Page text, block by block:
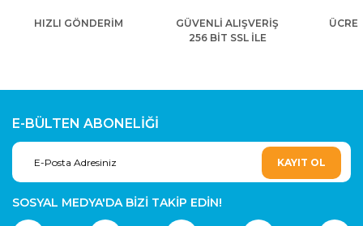
HIZLI GÖNDERİM
GÜVENLİ ALIŞVERİŞ
256 BİT SSL İLE
E-BÜLTEN ABONELİĞİ
KAYIT OL
SOSYAL MEDYA'DA BİZİ TAKİP EDİN!